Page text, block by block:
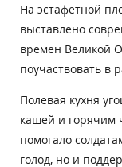
На эстафетной
выставлено
времен Великой
поучаствовать в
Полевая кухня
кашей и горячим
помогало
голод, но и